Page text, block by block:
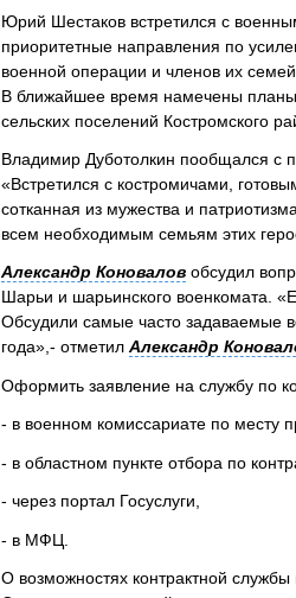
Юрий Шестаков встретился с
приоритетные направления по
военной операции и членов их
В ближайшее время намечены планы
сельских поселений Костромского
Владимир Дуботолкин пообщался с
«Встретился с костромичами,
сотканная из мужества и
всем необходимым семьям этих
Александр Коновалов обсудил
Шарьи и шарьинского военкомата.
Обсудили самые часто задаваемые
года»,- отметил Александр
Оформить заявление на службу по
- в военном комиссариате по месту
- в областном пункте отбора по
- через портал Госуслуги,
- в МФЦ.
О возможностях контрактной